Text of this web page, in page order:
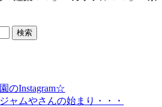
のInstagram☆
ャムやさんの始まり・・・